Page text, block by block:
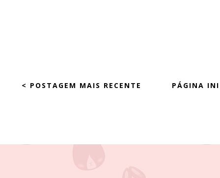
< POSTAGEM MAIS RECENTE PÁGINA